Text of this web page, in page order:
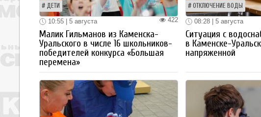
ДЕТИ
422
10:55 | 5 августа
Малик Гильманов из Каменска-
Уральского в числе 16 школьников-
победителей конкурса «Большая
перемена»
ОТКЛЮЧЕНИЕ ВОДЫ
08:28 | 5 августа
Ситуация с
в Каменске-
напряженной